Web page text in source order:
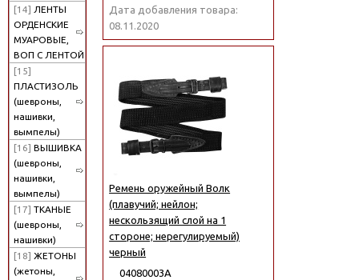
[14] ЛЕНТЫ
ОРДЕНСКИЕ
МУАРОВЫЕ,
ВОП С ЛЕНТОЙ
[15]
ПЛАСТИЗОЛЬ
(шевроны,
нашивки,
вымпелы)
[16] ВЫШИВКА
(шевроны,
нашивки,
вымпелы)
[17] ТКАНЫЕ
(шевроны,
нашивки)
[18] ЖЕТОНЫ
(жетоны,
Дата добавления товара:
08.11.2020
Ремень оружейный Волк
(плавучий; нейлон;
нескользящий слой на 1
стороне; нерегулируемый)
черный
04080003А